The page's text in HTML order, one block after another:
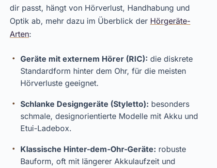
dir passt, hängt von Hörverlust, Handhabung und
Optik ab, mehr dazu im Überblick der Hörgeräte-
Arten:
Geräte mit externem Hörer (RIC): die diskrete
Standardform hinter dem Ohr, für die meisten
Hörverluste geeignet.
Schlanke Designgeräte (Styletto): besonders
schmale, designorientierte Modelle mit Akku und
Etui-Ladebox.
Klassische Hinter-dem-Ohr-Geräte: robuste
Bauform, oft mit längerer Akkulaufzeit und